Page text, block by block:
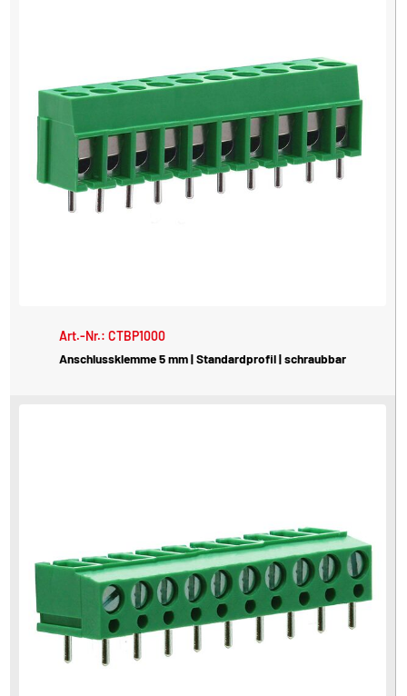
Art.-Nr.: CTBP1000
Anschlussklemme 5 mm | Standardprofil | schraubbar